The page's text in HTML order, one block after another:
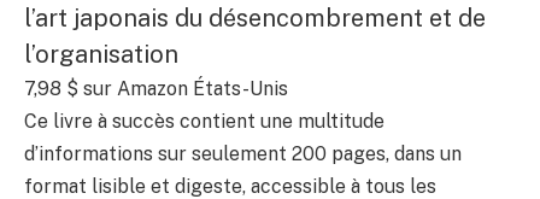
l’art japonais du désencombrement et de
l’organisation
7,98 $ sur Amazon États-Unis
Ce livre à succès contient une multitude
d’informations sur seulement 200 pages, dans un
format lisible et digeste, accessible à tous les